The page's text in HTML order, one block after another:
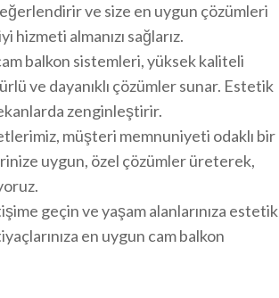
ve size en uygun çözümleri
hizmeti almanızı sağlarız.
balkon sistemleri, yüksek kaliteli
ve dayanıklı çözümler sunar. Estetik
zenginleştirir.
müşteri memnuniyeti odaklı bir
uygun, özel çözümler üreterek,
geçin ve yaşam alanlarınıza estetik
en uygun cam balkon